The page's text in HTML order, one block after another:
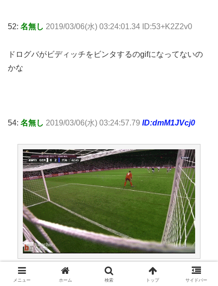
52: 名無し 2019/03/06(水) 03:24:01.34 ID:53+K2Z2v0
ドログバがビディッチをビンタするのgifになってないの
かな
54: 名無し 2019/03/06(水) 03:24:57.79 ID:dmM1JVcj0
メニュー ホーム 検索 トップ サイドバー